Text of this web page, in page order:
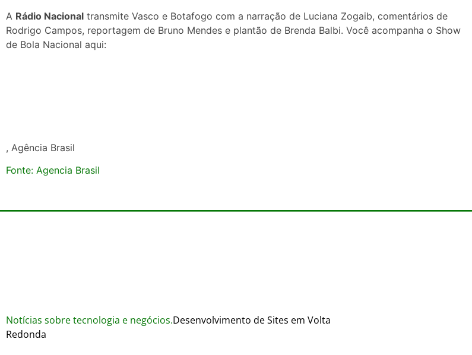
A Rádio Nacional transmite Vasco e Botafogo com a narração de Luciana Zogaib, comentários de
Rodrigo Campos, reportagem de Bruno Mendes e plantão de Brenda Balbi. Você acompanha o Show
de Bola Nacional aqui:
, Agência Brasil
Fonte: Agencia Brasil
Notícias sobre tecnologia e negócios.Desenvolvimento de Sites em Volta
Redonda